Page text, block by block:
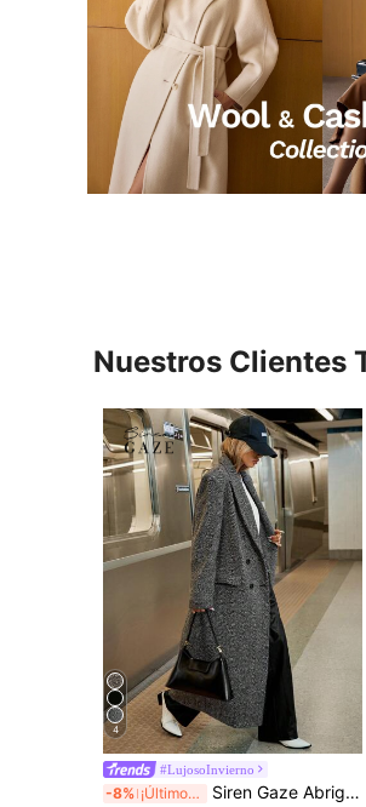
Nuestros Clientes
4
#LujosoInvierno
-8% ¡Últimos 3 días Siren Gaze Abrigo largo con cuello de solapa, de manga larga, con estampado de espiga, para mujer, para otoño/invierno